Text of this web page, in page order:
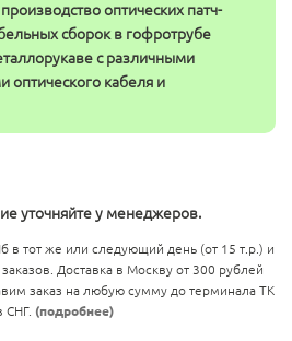
оптических патч-
сборок в гофротрубе
с различными
оптического кабеля и
уточняйте у менеджеров.
в тот же или следующий день (от 15 т.р.) и
Доставка в Москву от 300 рублей
заказ на любую сумму до терминала ТК
СНГ. (подробнее)